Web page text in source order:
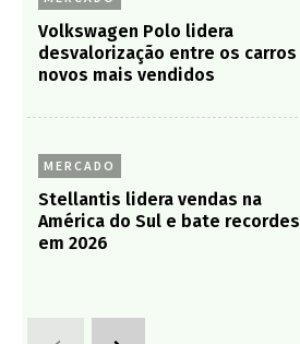
Volkswagen Polo lidera
desvalorização entre os carros
novos mais vendidos
MERCADO
Stellantis lidera vendas na
América do Sul e bate recordes
em 2026